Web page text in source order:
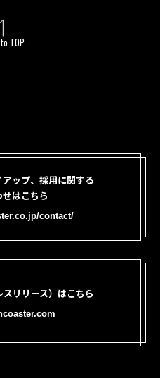
TOP
ップ、採用に関する
はこちら
contact/
リリース）はこちら